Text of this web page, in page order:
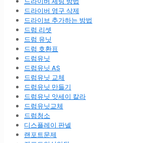
드라이버 영구 삭제
드라이브 추가하는 방법
드럼 리셋
드럼 유닛
드럼 호환표
드럼유닛
드럼유닛 AS
드럼유닛 교체
드럼유닛 만들기
드럼유닛 앗세이 칼라
드럼유닛교체
드럼청소
디스플레이 판넬
랜포트문제